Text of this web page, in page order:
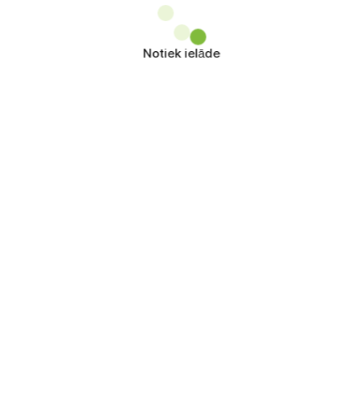
Notiek ielāde